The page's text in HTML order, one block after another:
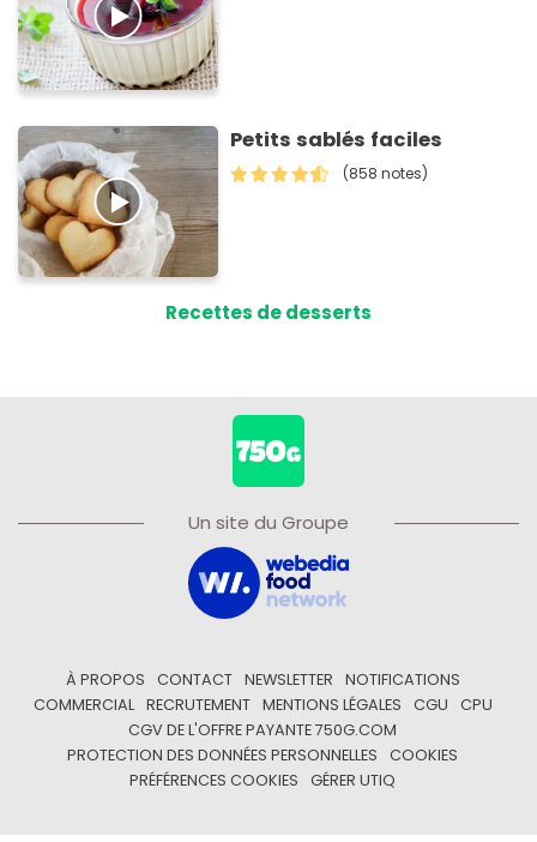
Petits sablés faciles
(858 notes)
Recettes de desserts
Un site du Groupe
À PROPOS CONTACT NEWSLETTER
NOTIFICATIONS
COMMERCIAL
RECRUTEMENT MENTIONS LÉGALES CGU
CPU
CGV DE L'OFFRE PAYANTE 750G.COM
PROTECTION DES DONNÉES PERSONNELLES
COOKIES
PRÉFÉRENCES COOKIES
GÉRER UTIQ